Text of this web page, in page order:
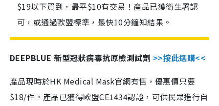
$19以下買到，最平$10有交易！產品已獲衛生署認
可，或通過歐盟標準，最快10分鐘知結果。
DEEPBLUE 新型冠狀病毒抗原檢測試劑 >>按此選購<<
產品現時於HK Medical Mask官網有售，優惠價只要
$18/件。產品已獲得歐盟CE1434認證，可供民眾進行自